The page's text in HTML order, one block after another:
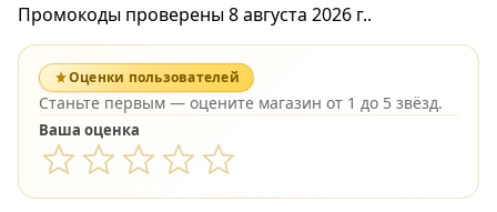
Промокоды проверены 8 августа 2026 г..
Оценки пользователей
Станьте первым — оцените магазин от 1 до 5 звёзд.
Ваша оценка